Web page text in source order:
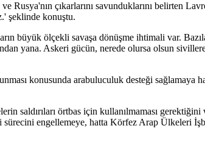
Rusya'nın çıkarlarını savunduklarını belirten
şeklinde konuştu.
büyük ölçekli savaşa dönüşme ihtimali var.
yana. Askeri gücün, nerede olursa olsun
konusunda arabuluculuk desteği sağlamaya
saldırıları örtbas için kullanılmaması
engellemeye, hatta Körfez Arap Ülkeleri